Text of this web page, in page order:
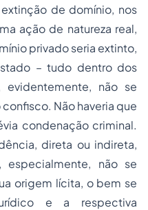
de domínio, nos
ação de natureza real,
privado seria extinto,
– tudo dentro dos
evidentemente, não se
Não haveria que
condenação criminal.
direta ou indireta,
não se
origem lícita, o bem se
e a respectiva